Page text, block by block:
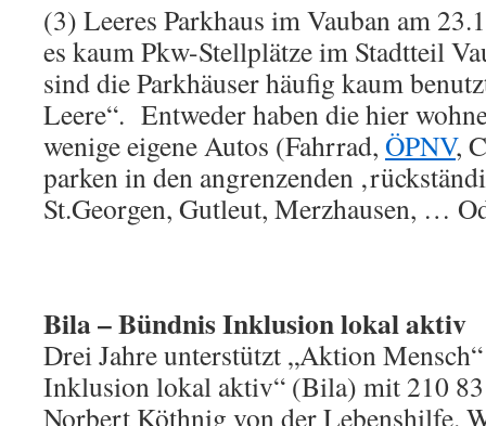
(3) Leeres Parkhaus im Vauban am
es kaum Pkw-Stellplätze im Stadtteil
sind die Parkhäuser häufig kaum
Leere“. Entweder haben die hier
wenige eigene Autos (Fahrrad, ÖPNV,
parken in den angrenzenden
St.Georgen, Gutleut, Merzhausen, …
Bila – Bündnis Inklusion lokal aktiv
Drei Jahre unterstützt „Aktion
Inklusion lokal aktiv“ (Bila) mit 210
Norbert Köthnig von der Lebenshilfe.